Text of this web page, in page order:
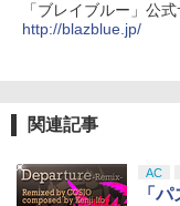
「ブレイブルー」公式
http://blazblue.jp/
関連記事
AC
「